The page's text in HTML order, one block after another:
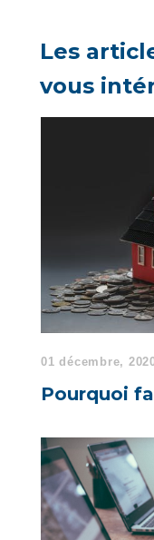
Les
vous
01 décembre,
Pourquoi